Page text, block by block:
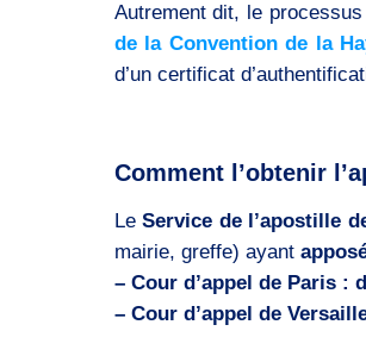
Autrement dit, le
de la Convention de la
d’un certificat
Comment l’obtenir
LeService de l’apostille
mairie, greffe) ayant
– Cour d’appel de Paris :
– Cour d’appel de